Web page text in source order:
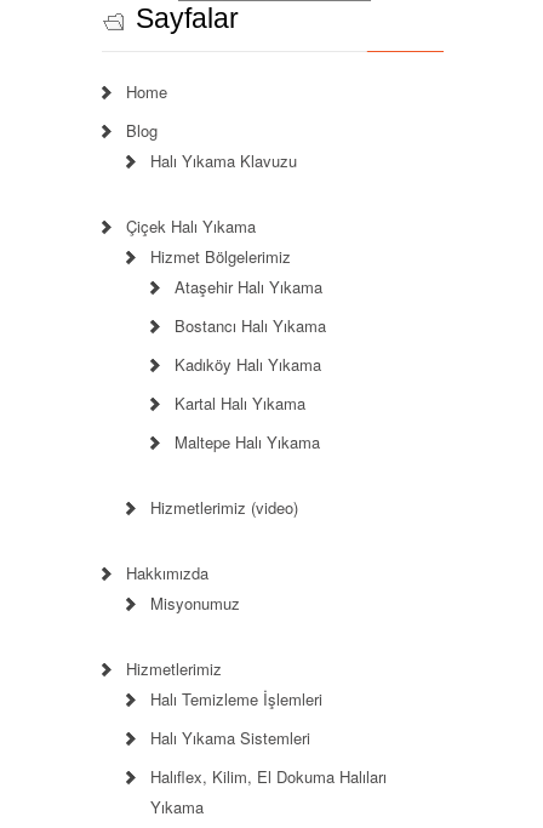
Sayfalar
Home
Blog
Halı Yıkama Klavuzu
Çiçek Halı Yıkama
Hizmet Bölgelerimiz
Ataşehir Halı Yıkama
Bostancı Halı Yıkama
Kadıköy Halı Yıkama
Kartal Halı Yıkama
Maltepe Halı Yıkama
Hizmetlerimiz (video)
Hakkımızda
Misyonumuz
Hizmetlerimiz
Halı Temizleme İşlemleri
Halı Yıkama Sistemleri
Halıflex, Kilim, El Dokuma Halıları
Yıkama